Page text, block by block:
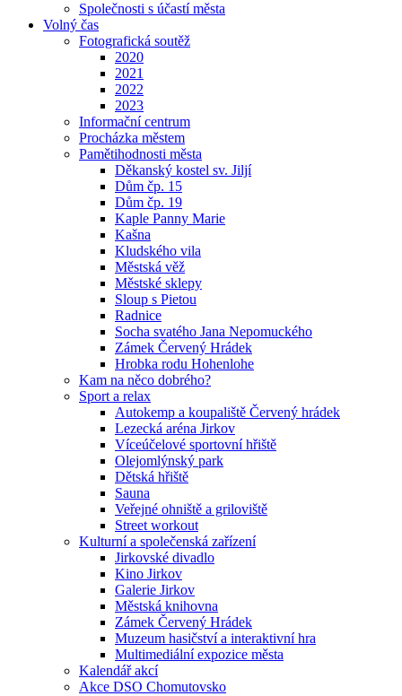
Společnosti s účastí města
Volný čas
Fotografická soutěž
2020
2021
2022
2023
Informační centrum
Procházka městem
Pamětihodnosti města
Děkanský kostel sv. Jiljí
Dům čp. 15
Dům čp. 19
Kaple Panny Marie
Kašna
Kludského vila
Městská věž
Městské sklepy
Sloup s Pietou
Radnice
Socha svatého Jana Nepomuckého
Zámek Červený Hrádek
Hrobka rodu Hohenlohe
Kam na něco dobrého?
Sport a relax
Autokemp a koupaliště Červený hrádek
Lezecká aréna Jirkov
Víceúčelové sportovní hřiště
Olejomlýnský park
Dětská hřiště
Sauna
Veřejné ohniště a griloviště
Street workout
Kulturní a společenská zařízení
Jirkovské divadlo
Kino Jirkov
Galerie Jirkov
Městská knihovna
Zámek Červený Hrádek
Muzeum hasičství a interaktivní hra
Multimediální expozice města
Kalendář akcí
Akce DSO Chomutovsko